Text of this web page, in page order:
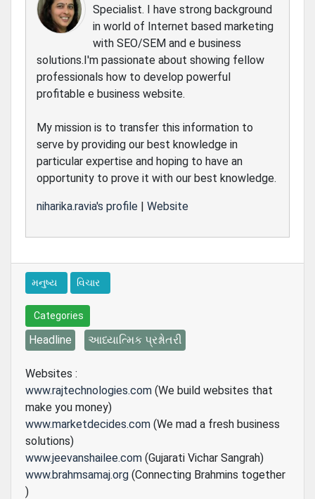
Specialist. I have strong background
in world of Internet based marketing
with SEO/SEM and e business
solutions.I'm passionate about showing fellow
professionals how to develop powerful
profitable e business website.
My mission is to transfer this information to
serve by providing our best knowledge in
particular expertise and hoping to have an
opportunity to prove it with our best knowledge.
niharika.ravia's profile | Website
મનુષ્ય વિચાર
Categories
Headline આધ્યાત્મિક પ્રશ્નોતરી
Websites :
www.rajtechnologies.com (We build websites that
make you money)
www.marketdecides.com (We mad a fresh business
solutions)
www.jeevanshailee.com (Gujarati Vichar Sangrah)
www.brahmsamaj.org (Connecting Brahmins together
)